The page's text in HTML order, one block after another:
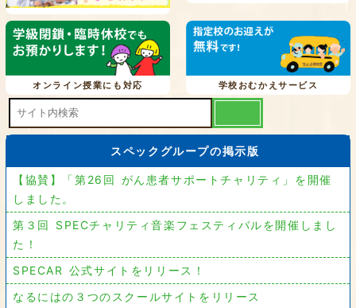
オンライン授業にも対応 学校おむかえサービス
スペックグループの掲示版
【協賛】「第26回 がん患者サポートチャリティ」を開催
しました。
第３回 SPECチャリティ音楽フェスティバルを開催しまし
た！
SPECAR 公式サイトをリリース！
なるにはの３つのスクールサイトをリリース